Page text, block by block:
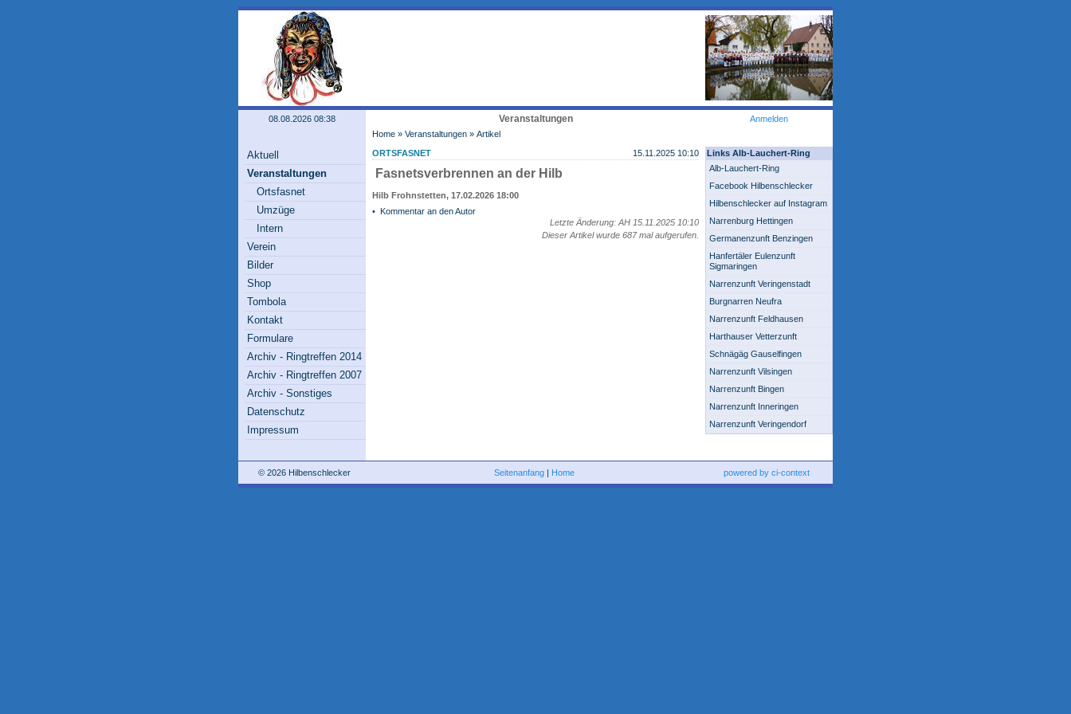
08.08.2026 08:38 Veranstaltungen Anmelden
Aktuell
Veranstaltungen
Ortsfasnet
Umzüge
Intern
Verein
Bilder
Shop
Tombola
Kontakt
Formulare
Archiv - Ringtreffen 2014
Archiv - Ringtreffen 2007
Archiv - Sonstiges
Datenschutz
Impressum
Home » Veranstaltungen » Artikel
ORTSFASNET
15.11.2025 10:10
Fasnetsverbrennen an der Hilb
Hilb Frohnstetten, 17.02.2026 18:00
• Kommentar an den Autor
Letzte Änderung: AH 15.11.2025 10:10
Dieser Artikel wurde 687 mal aufgerufen.
Links Alb-Lauchert-Ring
Alb-Lauchert-Ring
Facebook Hilbenschlecker
Hilbenschlecker auf Instagram
Narrenburg Hettingen
Germanenzunft Benzingen
Hanfertäler Eulenzunft
Sigmaringen
Narrenzunft Veringenstadt
Burgnarren Neufra
Narrenzunft Feldhausen
Harthauser Vetterzunft
Schnägäg Gauselfingen
Narrenzunft Vilsingen
Narrenzunft Bingen
Narrenzunft Inneringen
Narrenzunft Veringendorf
© 2026 Hilbenschlecker Seitenanfang | Home powered by ci-context